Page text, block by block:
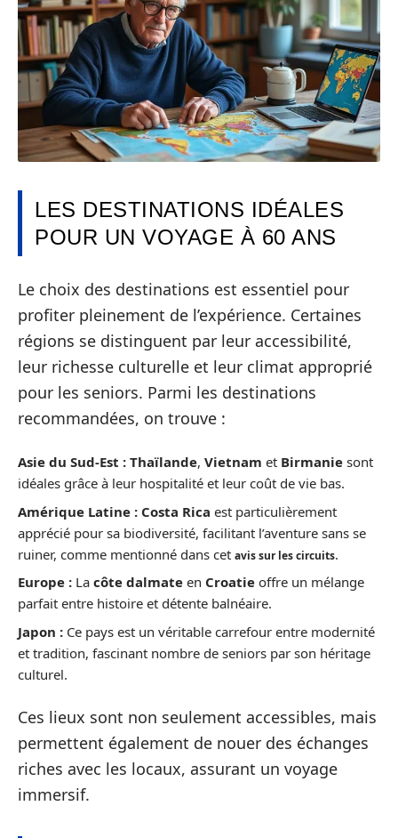
LES DESTINATIONS IDÉALES
POUR UN VOYAGE À 60 ANS
Le choix des destinations est essentiel pour
profiter pleinement de l’expérience. Certaines
régions se distinguent par leur accessibilité,
leur richesse culturelle et leur climat approprié
pour les seniors. Parmi les destinations
recommandées, on trouve :
Asie du Sud-Est : Thaïlande, Vietnam et Birmanie sont
idéales grâce à leur hospitalité et leur coût de vie bas.
Amérique Latine : Costa Rica est particulièrement
apprécié pour sa biodiversité, facilitant l’aventure sans se
ruiner, comme mentionné dans cet avis sur les circuits.
Europe : La côte dalmate en Croatie offre un mélange
parfait entre histoire et détente balnéaire.
Japon : Ce pays est un véritable carrefour entre modernité
et tradition, fascinant nombre de seniors par son héritage
culturel.
Ces lieux sont non seulement accessibles, mais
permettent également de nouer des échanges
riches avec les locaux, assurant un voyage
immersif.